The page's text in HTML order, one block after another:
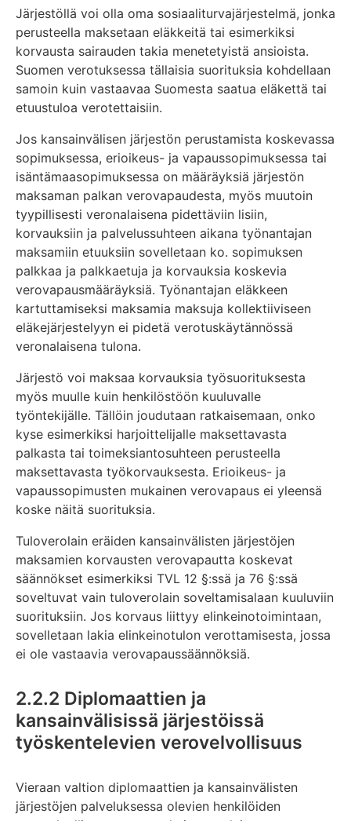
Järjestöllä voi olla oma sosiaaliturvajärjestelmä, jonka
perusteella maksetaan eläkkeitä tai esimerkiksi
korvausta sairauden takia menetetyistä ansioista.
Suomen verotuksessa tällaisia suorituksia kohdellaan
samoin kuin vastaavaa Suomesta saatua eläkettä tai
etuustuloa verotettaisiin.
Jos kansainvälisen järjestön perustamista koskevassa
sopimuksessa, erioikeus- ja vapaussopimuksessa tai
isäntämaasopimuksessa on määräyksiä järjestön
maksaman palkan verovapaudesta, myös muutoin
tyypillisesti veronalaisena pidettäviin lisiin,
korvauksiin ja palvelussuhteen aikana työnantajan
maksamiin etuuksiin sovelletaan ko. sopimuksen
palkkaa ja palkkaetuja ja korvauksia koskevia
verovapausmääräyksiä. Työnantajan eläkkeen
kartuttamiseksi maksamia maksuja kollektiiviseen
eläkejärjestelyyn ei pidetä verotuskäytännössä
veronalaisena tulona.
Järjestö voi maksaa korvauksia työsuorituksesta
myös muulle kuin henkilöstöön kuuluvalle
työntekijälle. Tällöin joudutaan ratkaisemaan, onko
kyse esimerkiksi harjoittelijalle maksettavasta
palkasta tai toimeksiantosuhteen perusteella
maksettavasta työkorvauksesta. Erioikeus- ja
vapaussopimusten mukainen verovapaus ei yleensä
koske näitä suorituksia.
Tuloverolain eräiden kansainvälisten järjestöjen
maksamien korvausten verovapautta koskevat
säännökset esimerkiksi TVL 12 §:ssä ja 76 §:ssä
soveltuvat vain tuloverolain soveltamisalaan kuuluviin
suorituksiin. Jos korvaus liittyy elinkeinotoimintaan,
sovelletaan lakia elinkeinotulon verottamisesta, jossa
ei ole vastaavia verovapaussäännöksiä.
2.2.2 Diplomaattien ja
kansainvälisissä järjestöissä
työskentelevien verovelvollisuus
Vieraan valtion diplomaattien ja kansainvälisten
järjestöjen palveluksessa olevien henkilöiden